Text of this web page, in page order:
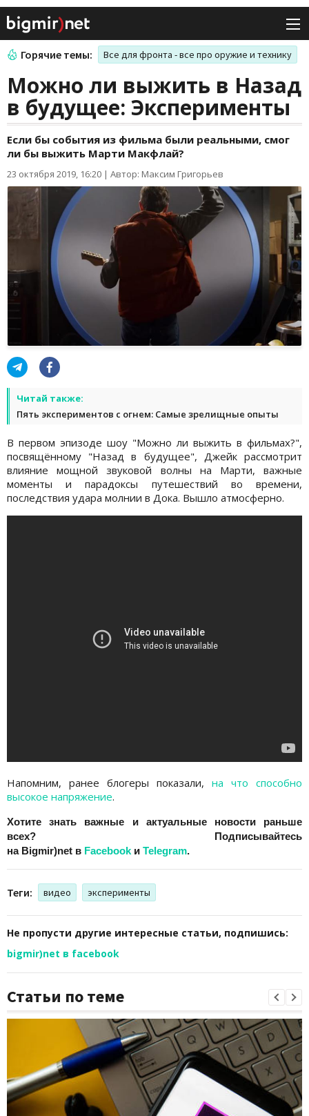
Горячие темы: Все для фронта - все про оружие и технику
Можно ли выжить в Назад
в будущее: Эксперименты
Если бы события из фильма были реальными, смог
ли бы выжить Марти Макфлай?
23 октября 2019, 16:20 | Автор: Максим Григорьев
Читай также:
Пять экспериментов с огнем: Самые зрелищные опыты
В первом эпизоде шоу "Можно ли выжить в фильмах?",
посвящённому "Назад в будущее", Джейк рассмотрит
влияние мощной звуковой волны на Марти, важные
моменты и парадоксы путешествий во времени,
последствия удара молнии в Дока. Вышло атмосферно.
Напомним, ранее блогеры показали, на что способно
высокое напряжение.
Хотите знать важные и актуальные новости раньше
всех? Подписывайтесь
на Bigmir)net в Facebook и Telegram.
Теги: видео эксперименты
Не пропусти другие интересные статьи, подпишись:
bigmir)net в facebook
Статьи по теме